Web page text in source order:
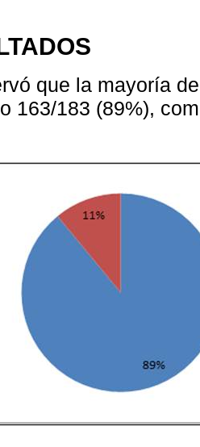
que la mayoría
163/183 (89%),